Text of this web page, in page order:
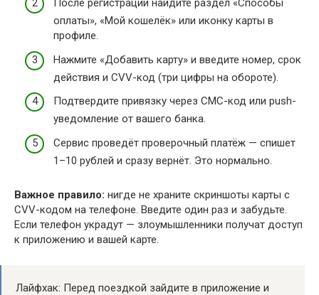
После регистрации найдите раздел «Способы
оплаты», «Мой кошелёк» или иконку карты в
профиле.
Нажмите «Добавить карту» и введите номер, срок
действия и CVV-код (три цифры на обороте).
Подтвердите привязку через СМС-код или push-
уведомление от вашего банка.
Сервис проведёт проверочный платёж — спишет
1–10 рублей и сразу вернёт. Это нормально.
Важное правило: нигде не храните скриншоты карты с
CVV-кодом на телефоне. Введите один раз и забудьте.
Если телефон украдут — злоумышленники получат доступ
к приложению и вашей карте.
Лайфхак: Перед поездкой зайдите в приложение и